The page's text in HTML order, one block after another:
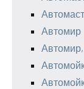
Автомир